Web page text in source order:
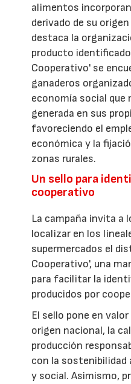
alimentos
derivado de su
destaca la
producto
Cooperativo' se
ganaderos
economía social que
generada en sus
favoreciendo el
económica y la
zonas rurales.
Un sello para
cooperativo
La campaña invita a
localizar en los
supermercados el
Cooperativo', una
para facilitar la
producidos por
El sello pone en
origen nacional, la
producción
con la sostenibilidad
y social. Asimismo,